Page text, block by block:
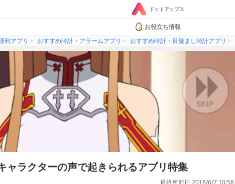
ドットアップス
お役立ち情報
利アプリ おすすめ時計・アラームアプリ おすすめ時計・目覚まし時計アプリ
ャラクターの声で起きられるアプリ特集